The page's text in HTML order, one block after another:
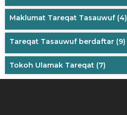
Maklumat Tareqat Tasauwuf(4)
Tareqat Tasauwuf berdaftar (9)
Tokoh Ulamak Tareqat (7)